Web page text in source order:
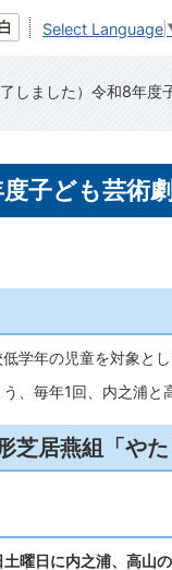
Select Language
了しました）令和8年度
子ども芸術
学年の児童を対象とし
、毎年1回、内之浦と
居燕組「やた
曜日に内之浦、高山の